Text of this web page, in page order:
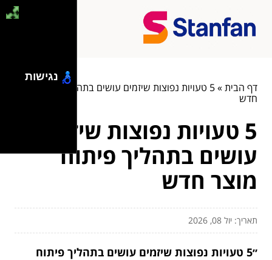
דף הבית»
5 טעויות נפוצות שיזמים עושים בתהליך פיתוח מוצר
חדש
5 טעויות נפוצות שיזמים
עושים בתהליך פיתוח
מוצר חדש
תאריך: יול 08, 2026
״5 טעויות נפוצות שיזמים עושים בתהליך פיתוח
נגישות